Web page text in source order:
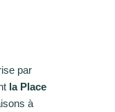
par
la Place
à